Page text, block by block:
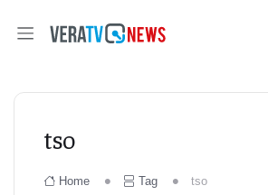
tso
Home Tag tso